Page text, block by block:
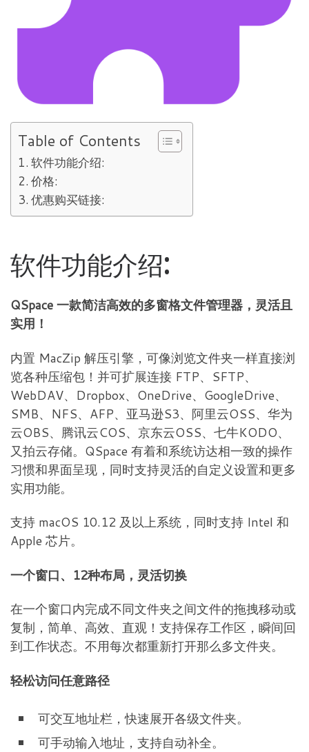
Table of Contents
软件功能介绍:
价格:
优惠购买链接:
软件功能介绍:
QSpace 一款简洁高效的多窗格文件管理器，灵活且
实用！
内置 MacZip 解压引擎，可像浏览文件夹一样直接浏
览各种压缩包！并可扩展连接 FTP、SFTP、
WebDAV、Dropbox、OneDrive、GoogleDrive、
SMB、NFS、AFP、亚马逊S3、阿里云OSS、华为
云OBS、腾讯云COS、京东云OSS、七牛KODO、
又拍云存储。QSpace 有着和系统访达相一致的操作
习惯和界面呈现，同时支持灵活的自定义设置和更多
实用功能。
支持 macOS 10.12 及以上系统，同时支持 Intel 和
Apple 芯片。
一个窗口、12种布局，灵活切换
在一个窗口内完成不同文件夹之间文件的拖拽移动或
复制，简单、高效、直观！支持保存工作区，瞬间回
到工作状态。不用每次都重新打开那么多文件夹。
轻松访问任意路径
可交互地址栏，快速展开各级文件夹。
可手动输入地址，支持自动补全。